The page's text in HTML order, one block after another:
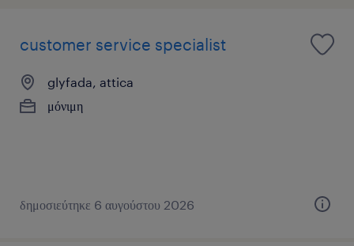
customer service specialist
glyfada, attica
μόνιμη
δημοσιεύτηκε 6 αυγούστου 2026